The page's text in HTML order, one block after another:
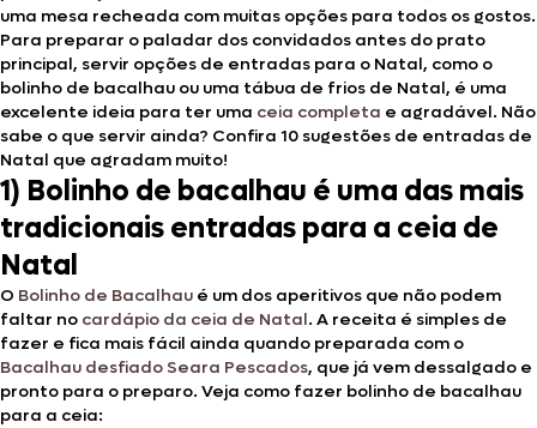
uma mesa recheada com muitas opções para todos os gostos.
Para preparar o paladar dos convidados antes do prato
principal, servir opções de entradas para o Natal, como o
bolinho de bacalhau ou uma tábua de frios de Natal, é uma
excelente ideia para ter uma ceia completa e agradável. Não
sabe o que servir ainda? Confira 10 sugestões de entradas de
Natal que agradam muito!
1) Bolinho de bacalhau é uma das mais
tradicionais entradas para a ceia de
Natal
O Bolinho de Bacalhau é um dos aperitivos que não podem
faltar no cardápio da ceia de Natal. A receita é simples de
fazer e fica mais fácil ainda quando preparada com o
Bacalhau desfiado Seara Pescados, que já vem dessalgado e
pronto para o preparo. Veja como fazer bolinho de bacalhau
para a ceia: